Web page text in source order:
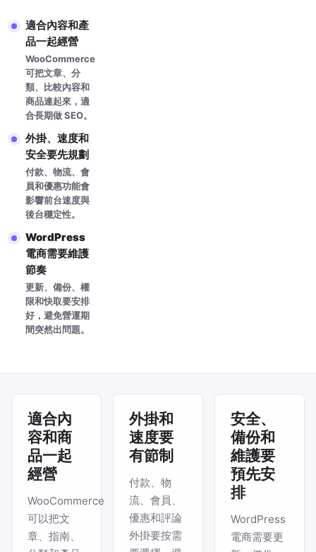
適合內容和產
品一起經營
WooCommerce
可把文章、分
類、比較內容和
商品連起來，適
合長期做 SEO。
外掛、速度和
安全要先規劃
付款、物流、會
員和優惠功能會
影響前台速度與
後台穩定性。
WordPress
電商需要維護
節奏
更新、備份、權
限和快取要安排
好，避免營運期
間突然出問題。
適合內
容和商
品一起
經營
WooCommerce
可以把文
章、指南、
外掛和
速度要
有節制
付款、物
流、會員、
優惠和評論
外掛要按需
安全、
備份和
維護要
預先安
排
WordPress
電商需要更